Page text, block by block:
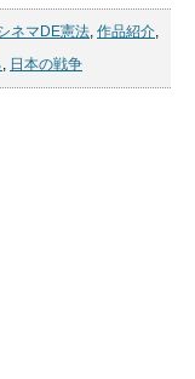
ネマDE憲法, 作品紹介,
, 日本の戦争